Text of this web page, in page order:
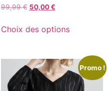
99,99€ 50,00€
Choix des options
Promo !